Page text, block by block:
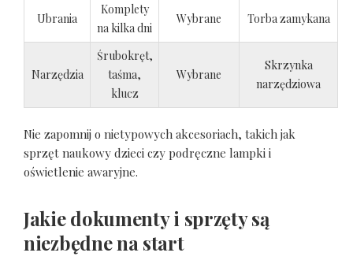
Ubrania
Komplety
na kilka dni
Wybrane Torba zamykana
Narzędzia
Śrubokręt,
taśma,
klucz
Wybrane
Skrzynka
narzędziowa
Nie zapomnij o nietypowych akcesoriach, takich jak
sprzęt naukowy dzieci czy podręczne lampki i
oświetlenie awaryjne.
Jakie dokumenty i sprzęty są
niezbędne na start